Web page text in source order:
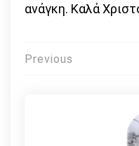
ανάγκη. Καλά
Πλοήγηση
Previous